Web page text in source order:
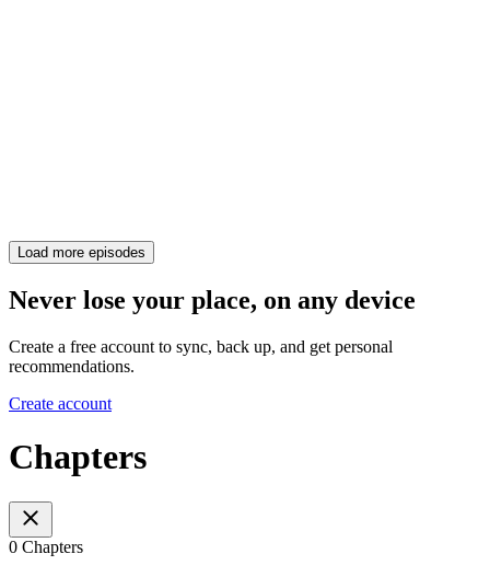
Load more episodes
Never lose your place, on any device
Create a free account to sync, back up, and get personal
recommendations.
Create account
Chapters
0 Chapters